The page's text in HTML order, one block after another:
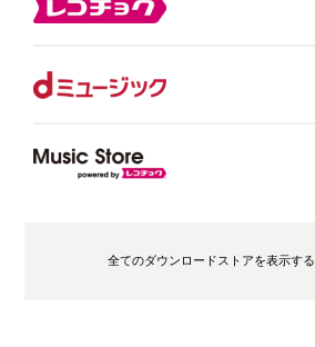
全てのダウンロードストアを表示する